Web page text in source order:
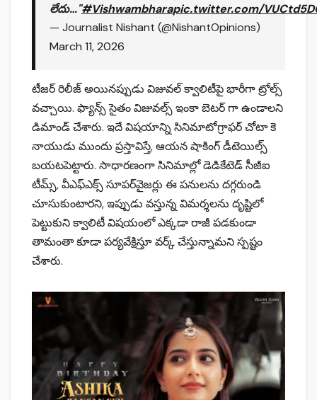
లేదు…"#Vishwambharapic.twitter.com/
— Journalist Nishant (@NishantOpinions)
March 11, 2026
టీజర్ రిలీజ్ అయినప్పుడు విజువల్ క్వాలిటీపై భారీగా ట్రోల్స్
వచ్చాయి. ఫ్యాన్స్ సైతం విజువల్స్ ఇంకా బెటర్ గా ఉండాలని
డిమాండ్ చేశారు. ఇదే విషయాన్ని సినిమాటోగ్రాఫర్ చోటా కె
నాయుడు ముందు ప్రస్తావిస్తే, ఆయన షాకింగ్ డీటెయిల్స్
బయటపెట్టారు. సాధారణంగా సినిమాల్లో డెడికేటెడ్ సీజీఐ
టీమ్స్, వీఎఫ్ఎక్స్ సూపర్‌వైజర్లు ఈ పనులను దగ్గరుండి
చూసుకుంటారని, ఇప్పుడు వస్తున్న విమర్శలను దృష్టిలో
పెట్టుకుని క్వాలిటీ విషయంలో ఎక్కడా రాజీ పడకుండా
తామంతా కూడా పర్యవేక్షిస్తూ వర్క్ చేస్తున్నామని స్పష్టం
చేశారు.